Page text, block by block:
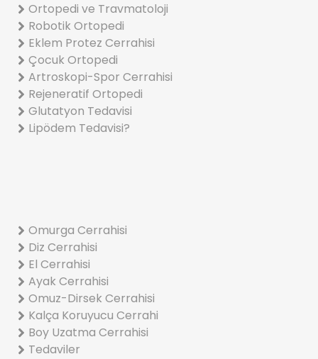
Ortopedi ve Travmatoloji
Robotik Ortopedi
Eklem Protez Cerrahisi
Çocuk Ortopedi
Artroskopi-Spor Cerrahisi
Rejeneratif Ortopedi
Glutatyon Tedavisi
Lipödem Tedavisi?
Omurga Cerrahisi
Diz Cerrahisi
El Cerrahisi
Ayak Cerrahisi
Omuz-Dirsek Cerrahisi
Kalça Koruyucu Cerrahi
Boy Uzatma Cerrahisi
Tedaviler